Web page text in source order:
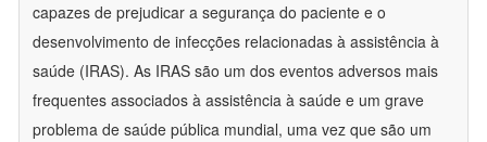
capazes de prejudicar a segurança do paciente e o
desenvolvimento de infecções relacionadas à assistência à
saúde (IRAS). As IRAS são um dos eventos adversos mais
frequentes associados à assistência à saúde e um grave
problema de saúde pública mundial, uma vez que são um